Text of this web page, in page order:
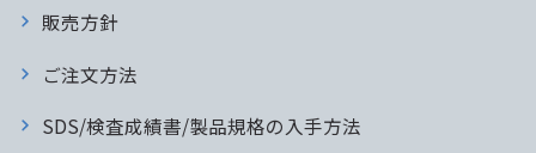
販売方針
ご注文方法
SDS/検査成績書/製品規格の入手方法